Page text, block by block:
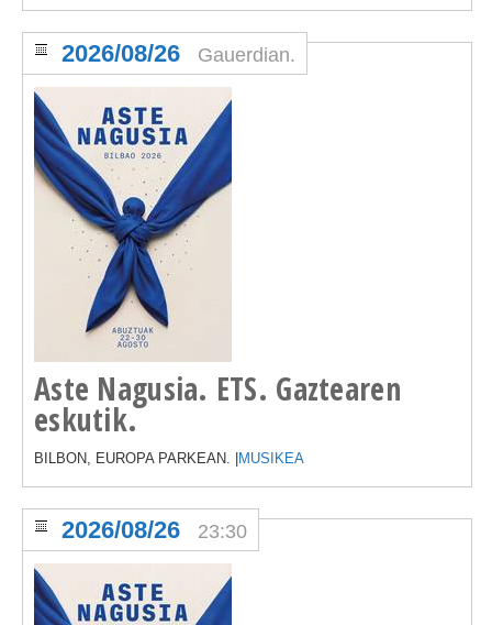
Aste Nagusia. ETS. Gaztearen
eskutik.
2026/08/26 Gauerdian.
BILBON, EUROPA PARKEAN. | MUSIKEA
2026/08/26 23:30